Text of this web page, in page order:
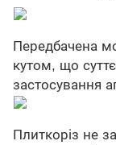
Передбачена
кутом, що
застосування
Плиткоріз не